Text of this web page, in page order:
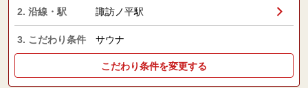
2. 沿線・駅 諏訪ノ平駅
3. こだわり条件 サウナ
こだわり条件を変更する